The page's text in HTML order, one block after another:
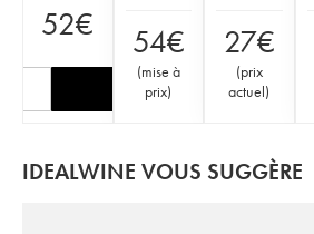
52€ 54€
(mise à
prix)
27€
(prix
actuel)
IDEALWINE VOUS SUGGÈRE